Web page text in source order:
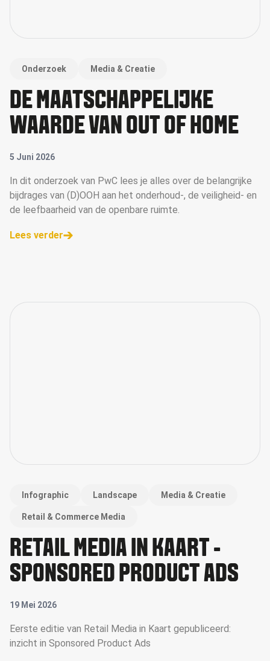
Onderzoek Media & Creatie
DE MAATSCHAPPELIJKE
WAARDE VAN OUT OF HOME
5 Juni 2026
In dit onderzoek van PwC lees je alles over de belangrijke
bijdrages van (D)OOH aan het onderhoud-, de veiligheid- en
de leefbaarheid van de openbare ruimte.
Lees verder
Infographic Landscape Media & Creatie
Retail & Commerce Media
RETAIL MEDIA IN KAART -
SPONSORED PRODUCT ADS
19 Mei 2026
Eerste editie van Retail Media in Kaart gepubliceerd:
inzicht in Sponsored Product Ads